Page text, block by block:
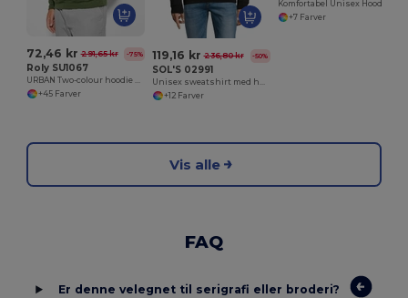
72,46 kr 291,65 kr -75%
Roly SU1067
URBAN Two-colour hoodie with double fabric
+45 Farver
119,16 kr 236,80 kr -50%
SOL'S 02991
Unisex sweatshirt med hætte Spencer
+12 Farver
+7 Farver
Vis alle
FAQ
Er denne velegnet til serigrafi eller broderi?